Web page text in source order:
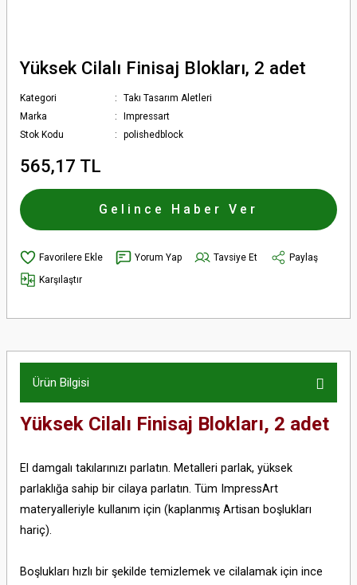
Yüksek Cilalı Finisaj Blokları, 2 adet
Kategori
Takı Tasarım Aletleri
Marka
Impressart
Stok Kodu
polishedblock
565,17 TL
Gelince Haber Ver
Yorum Yap Tavsiye Et
Paylaş
Karşılaştır
Ürün Bilgisi
Yüksek Cilalı Finisaj Blokları, 2 adet
El damgalı takılarınızı parlatın. Metalleri parlak, yüksek
parlaklığa sahip bir cilaya parlatın. Tüm ImpressArt
materyalleriyle kullanım için (kaplanmış Artisan boşlukları
hariç).
Boşlukları hızlı bir şekilde temizlemek ve cilalamak için ince